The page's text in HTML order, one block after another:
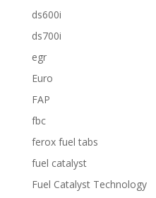
ds600i
ds700i
egr
Euro
FAP
fbc
ferox fuel tabs
fuel catalyst
Fuel Catalyst Technology